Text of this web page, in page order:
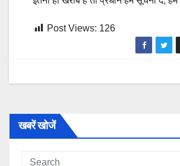
Post Views: 126
खबरें खोजें